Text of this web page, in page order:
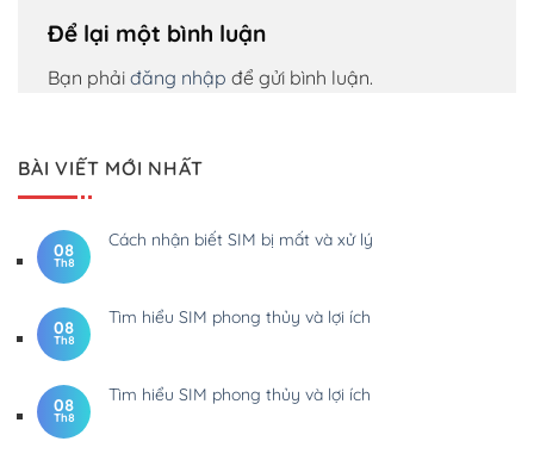
Để lại một bình luận
Bạn phải đăng nhập để gửi bình luận.
BÀI VIẾT MỚI NHẤT
08
Th8
Cách nhận biết SIM bị mất và xử lý
08
Th8
Tìm hiểu SIM phong thủy và lợi ích
08
Th8
Tìm hiểu SIM phong thủy và lợi ích